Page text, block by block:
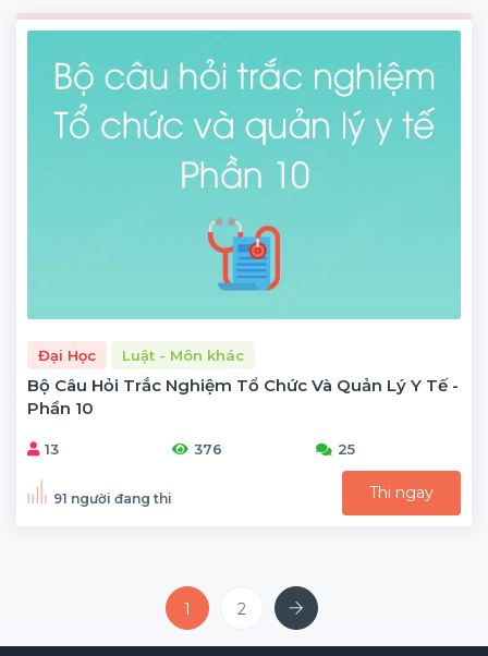
Đại Học Luật - Môn khác
Bộ Câu Hỏi Trắc Nghiệm Tổ Chức Và Quản Lý Y Tế -
Phần 10
13 376 25
91 người đang thi Thi ngay
1 2 Next